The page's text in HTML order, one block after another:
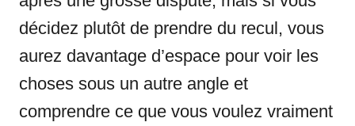
décidez plutôt de prendre du recul, vous
aurez davantage d’espace pour voir les
choses sous un autre angle et
comprendre ce que vous voulez vraiment